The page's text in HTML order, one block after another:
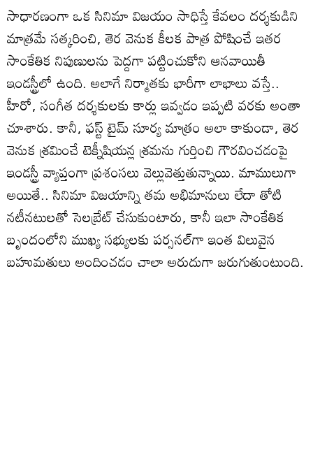
సాధారణంగా ఒక సినిమా విజయం సాధిస్తే కేవలం దర్శకుడిని
మాత్రమే సత్కరించి, తెర వెనుక కీలక పాత్ర పోషించే ఇతర
సాంకేతిక నిపుణులను పెద్దగా పట్టించుకోని ఆనవాయితీ
ఇండస్ట్రీలో ఉంది. అలాగే నిర్మాతకు భారీగా లాభాలు వస్తే..
హీరో, సంగీత దర్శకులకు కార్లు ఇవ్వడం ఇప్పటి వరకు అంతా
చూశారు. కానీ, ఫస్ట్ టైమ్ సూర్య మాత్రం అలా కాకుండా, తెర
వెనుక శ్రమించే టెక్నీషియన్ల శ్రమను గుర్తించి గౌరవించడంపై
ఇండస్ట్రీ వ్యాప్తంగా ప్రశంసలు వెల్లువెత్తుతున్నాయి. మాములుగా
అయితే.. సినిమా విజయాన్ని తమ అభిమానులు లేదా తోటి
నటీనటులతో సెలబ్రేట్ చేసుకుంటారు, కానీ ఇలా సాంకేతిక
బృందంలోని ముఖ్య సభ్యులకు పర్సనల్‌గా ఇంత విలువైన
బహుమతులు అందించడం చాలా అరుదుగా జరుగుతుంటుంది.